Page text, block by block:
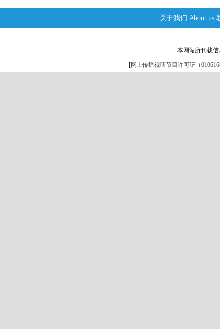
关于我们 About us
本网站所刊载
[网上传播视听节目许可证（